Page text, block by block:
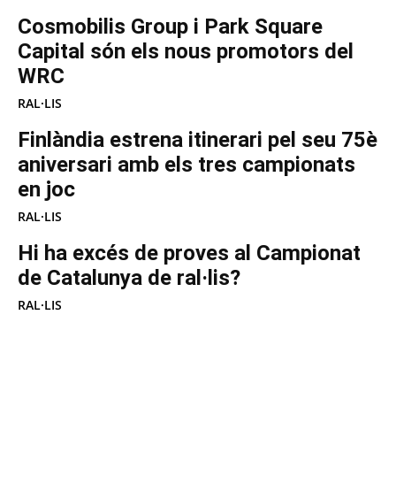
Cosmobilis Group i Park Square
Capital són els nous promotors del
WRC
RAL·LIS
Finlàndia estrena itinerari pel seu 75è
aniversari amb els tres campionats
en joc
RAL·LIS
Hi ha excés de proves al Campionat
de Catalunya de ral·lis?
RAL·LIS